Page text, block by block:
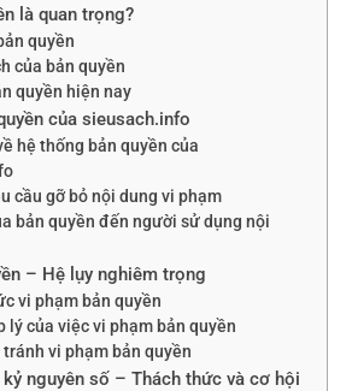
là quan trọng?
quyền
của bản quyền
quyền hiện nay
của sieusach.info
hệ thống bản quyền của
cầu gỡ bỏ nội dung vi phạm
bản quyền đến người sử dụng nội
– Hệ lụy nghiêm trọng
vi phạm bản quyền
lý của việc vi phạm bản quyền
tránh vi phạm bản quyền
kỷ nguyên số – Thách thức và cơ hội